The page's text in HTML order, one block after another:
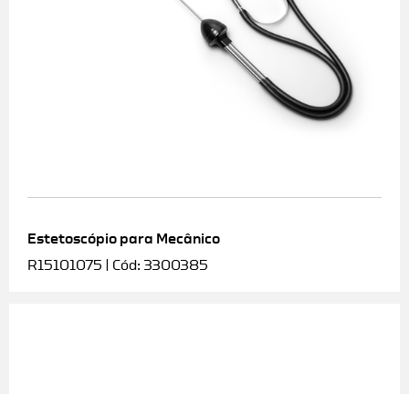
Estetoscópio para Mecânico
R15101075 | Cód: 3300385